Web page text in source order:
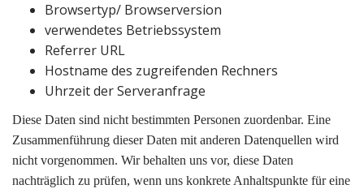
Browsertyp/ Browserversion
verwendetes Betriebssystem
Referrer URL
Hostname des zugreifenden Rechners
Uhrzeit der Serveranfrage
Diese Daten sind nicht bestimmten Personen zuordenbar. Eine
Zusammenführung dieser Daten mit anderen Datenquellen wird
nicht vorgenommen. Wir behalten uns vor, diese Daten
nachträglich zu prüfen, wenn uns konkrete Anhaltspunkte für eine